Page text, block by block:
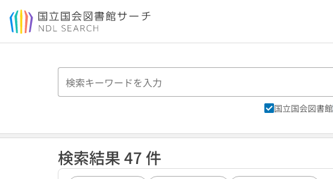
本文へ移動
国立国会図書館
検索結果 47 件